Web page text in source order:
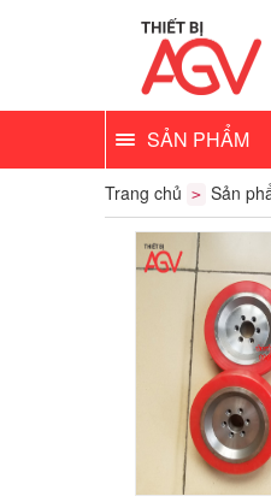
SẢN PHẨM
Trang chủ > Sản